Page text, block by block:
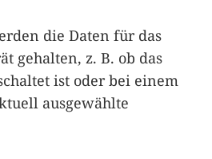
die Daten für das
gehalten, z. B. ob das
ist oder bei einem
ausgewählte